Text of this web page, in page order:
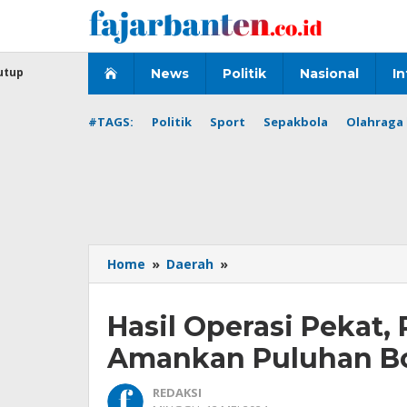
News Politik Nasional
#TAGS: Politik Sport Sepakbola
Home » Daerah »
Operasi
Polres
Pandeglang
Berhasil
Hasil Operasi Pekat,
Amankan Puluhan
REDAKSI